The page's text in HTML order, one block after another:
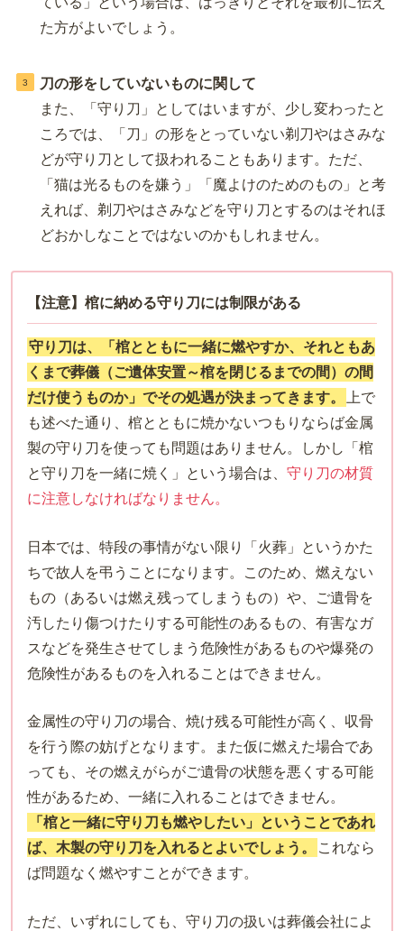
た方がよいでしょう。
刀の形をしていないものに関して
また、「守り刀」としてはいますが、少し変わったと
ころでは、「刀」の形をとっていない剃刀やはさみな
どが守り刀として扱われることもあります。ただ、
「猫は光るものを嫌う」「魔よけのためのもの」と考
えれば、剃刀やはさみなどを守り刀とするのはそれほ
どおかしなことではないのかもしれません。
【注意】棺に納める守り刀には制限がある
守り刀は、「棺とともに一緒に燃やすか、それともあ
くまで葬儀（ご遺体安置～棺を閉じるまでの間）の間
だけ使うものか」でその処遇が決まってきます。
上で
も述べた通り、棺とともに焼かないつもりならば金属
製の守り刀を使っても問題はありません。しかし「棺
と守り刀を一緒に焼く」という場合は、 守り刀の材質
に注意しなければなりません。
日本では、特段の事情がない限り「火葬」というかた
ちで故人を弔うことになります。このため、燃えない
もの（あるいは燃え残ってしまうもの）や、ご遺骨を
汚したり傷つけたりする可能性のあるもの、有害なガ
スなどを発生させてしまう危険性があるものや爆発の
危険性があるものを入れることはできません。
金属性の守り刀の場合、焼け残る可能性が高く、収骨
を行う際の妨げとなります。また仮に燃えた場合であ
っても、その燃えがらがご遺骨の状態を悪くする可能
性があるため、一緒に入れることはできません。
「棺と一緒に守り刀も燃やしたい」ということであれ
ば、木製の守り刀を入れるとよいでしょう。
これなら
ば問題なく燃やすことができます。
ただ、いずれにしても、守り刀の扱いは葬儀会社によ